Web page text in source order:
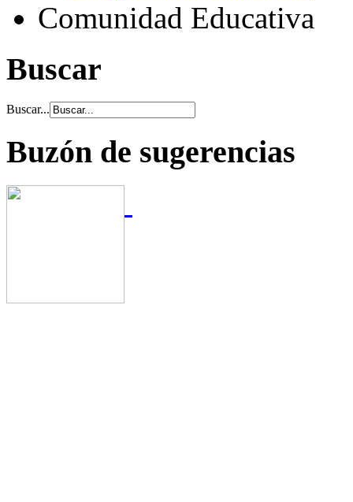
Comunidad Educativa
Buscar
Buscar...
Buzón de sugerencias